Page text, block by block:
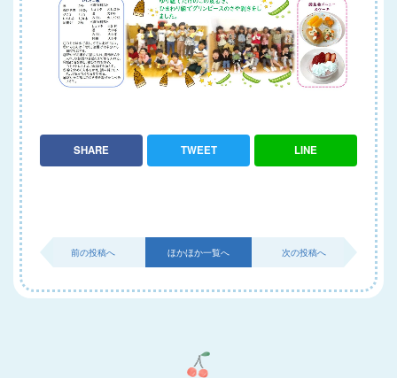
SHARE TWEET LINE
前の投稿へ ほかほか一覧へ 次の投稿へ